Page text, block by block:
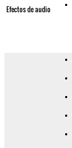
Efectos de audio